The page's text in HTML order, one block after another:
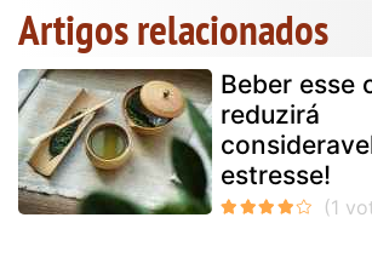
Artigos relacionados
Beber esse
reduzirá
estresse!